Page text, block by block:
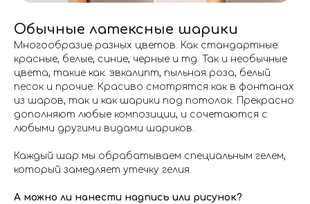
Обычные латексные шарики
Многообразие разных цветов. Как стандартные:
красные, белые, синие, черные и тд. Так и необычные
цвета, такие как: эвкалипт, пыльная роза, белый
песок и прочие. Красиво смотрятся как в фонтанах
из шаров, так и как шарики под потолок. Прекрасно
дополняют любые композиции, и сочетаются с
любыми другими видами шариков.
Каждый шар мы обрабатываем специальным гелем,
который замедляет утечку гелия.
А можно ли нанести надпись или рисунок?